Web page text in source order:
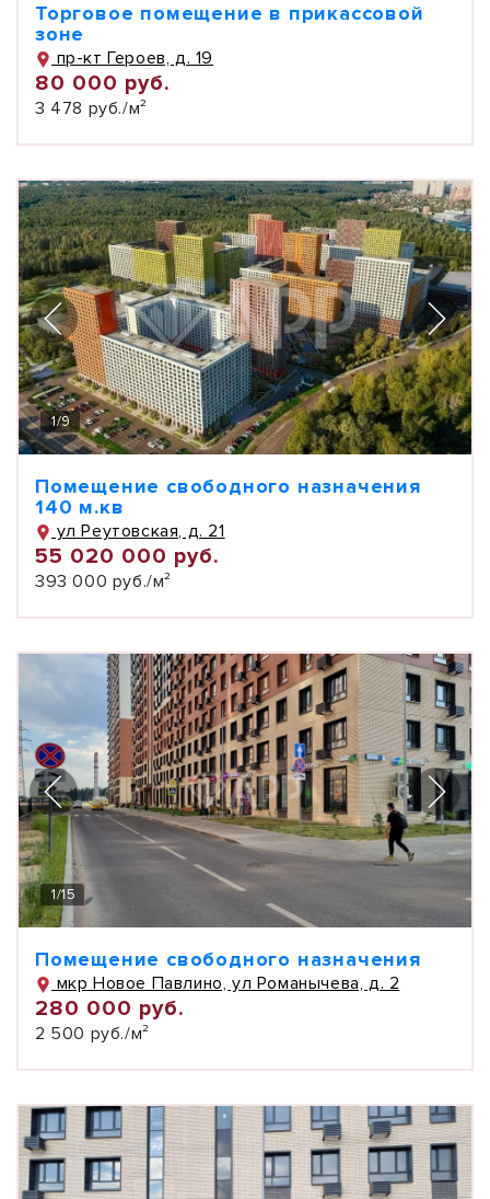
Торговое помещение в прикассовой
зоне
пр-кт Героев, д. 19
80 000 руб.
3 478 руб./м²
1/9
Помещение свободного назначения
140 м.кв
ул Реутовская, д. 21
55 020 000 руб.
393 000 руб./м²
1/15
Помещение свободного назначения
мкр Новое Павлино, ул Романычева, д. 2
280 000 руб.
2 500 руб./м²